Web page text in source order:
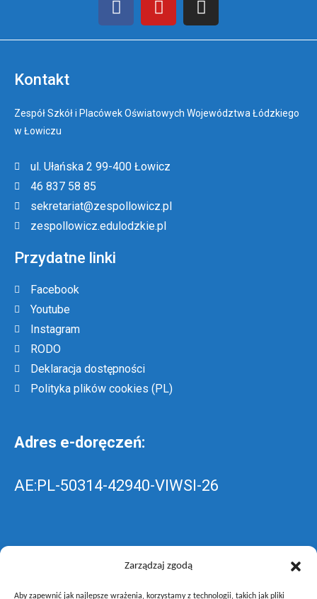
Zarządzaj zgodą
Aby zapewnić jak najlepsze wrażenia, korzystamy z technologii, takich jak pliki
Kontakt
Zespół Szkół i Placówek Oświatowych Województwa Łódzkiego
w Łowiczu
ul. Ułańska 2 99-400 Łowicz
46 837 58 85
sekretariat@zespollowicz.pl
zespollowicz.edulodzkie.pl
Przydatne linki
Facebook
Youtube
Instagram
RODO
Deklaracja dostępności
Polityka plików cookies (PL)
Adres e-doręczeń:
AE:PL-50314-42940-VIWSI-26
Skrzynka EPUAP: ZespolLowicz